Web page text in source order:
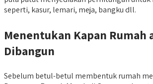
seperti, kasur, lemari, meja, bangku dll.
Menentukan Kapan Rumah
Dibangun
Sebelum betul-betul membentuk rumah